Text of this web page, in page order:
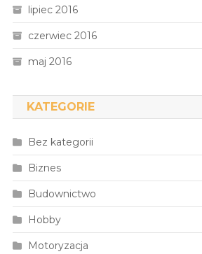
lipiec 2016
czerwiec 2016
maj 2016
KATEGORIE
Bez kategorii
Biznes
Budownictwo
Hobby
Motoryzacja